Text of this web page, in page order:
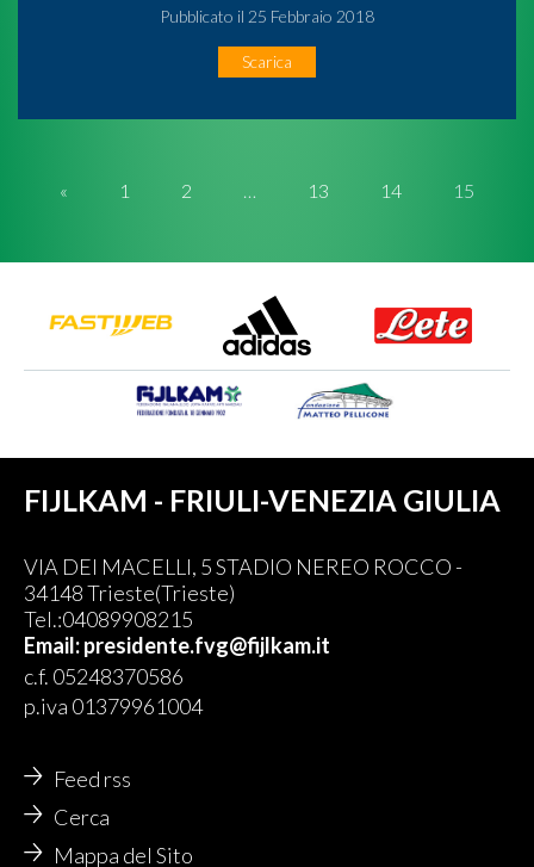
Pubblicato il 25 Febbraio 2018
Scarica
« 1 2 13 14 15
FIJLKAM - FRIULI-VENEZIA GIULIA
VIA DEI MACELLI, 5 STADIO NEREO ROCCO -
34148 Trieste(Trieste)
Tel.:04089908215
Email: presidente.fvg@fijlkam.it
c.f. 05248370586
p.iva 01379961004
Feed rss
Cerca
Mappa del Sito